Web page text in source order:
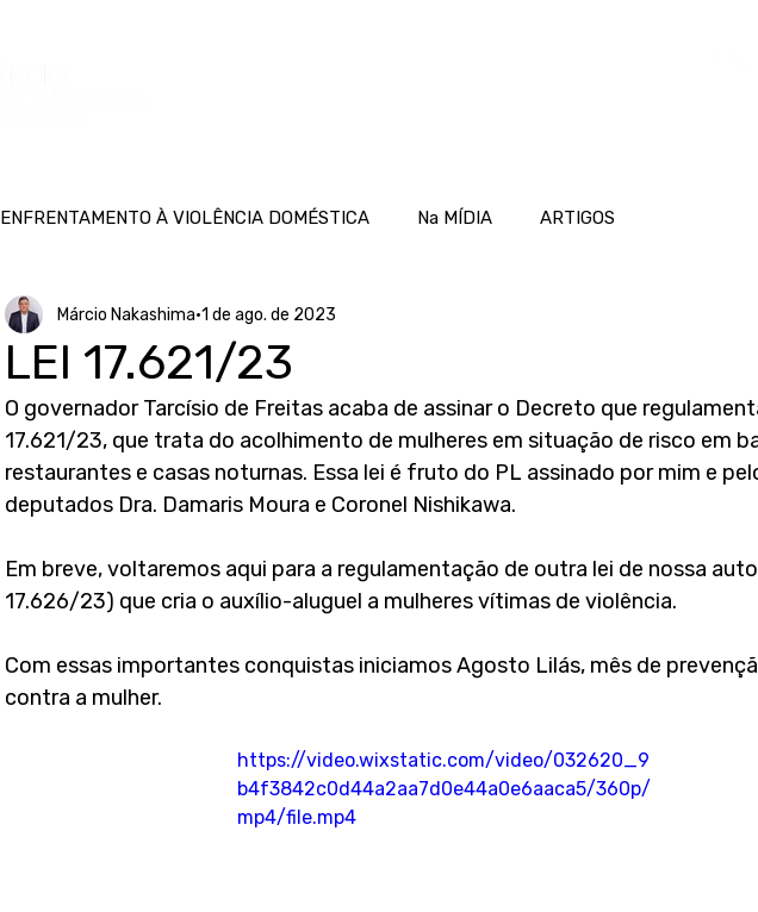
ENFRENTAMENTO À VIOLÊNCIA DOMÉSTICA Na MÍDIA ARTIGOS
LEI 17.621/23
Márcio Nakashima 1 de ago. de 2023
O governador Tarcísio de Freitas acaba de assinar o Decreto que
17.621/23, que trata do acolhimento de mulheres em situação de risco em
restaurantes e casas noturnas. Essa lei é fruto do PL assinado por mim e
deputados Dra. Damaris Moura e Coronel Nishikawa.
Em breve, voltaremos aqui para a regulamentação de outra lei de nossa
17.626/23) que cria o auxílio-aluguel a mulheres vítimas de violência.
Com essas importantes conquistas iniciamos Agosto Lilás, mês de
contra a mulher.
https://video.wixstatic.com/video/032620_9
b4f3842c0d44a2aa7d0e44a0e6aaca5/360p/
mp4/file.mp4